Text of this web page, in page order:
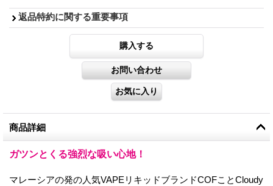
返品特約に関する重要事項
商品詳細
ガツンとくる強烈な吸い心地！
マレーシアの発の人気VAPEリキッドブランドCOFことCloudy